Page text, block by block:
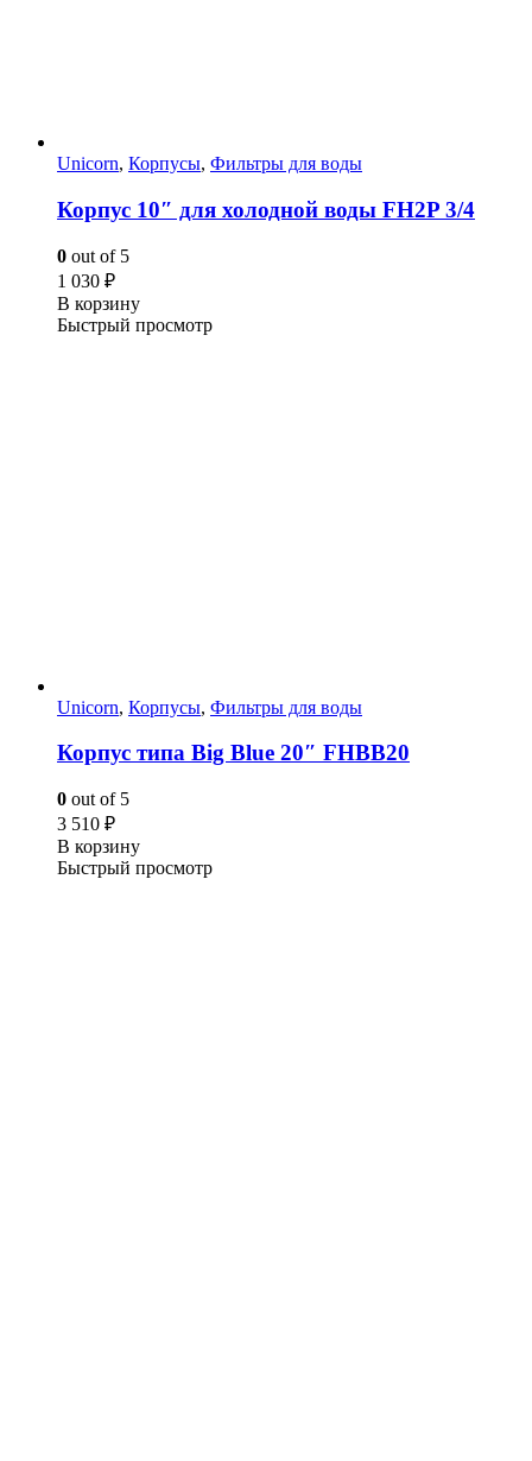
Unicorn, Корпусы, Фильтры для воды
Корпус 10″ для холодной воды FH2P 3/4
0 out of 5
1 030 ₽
В корзину
Быстрый просмотр
Unicorn, Корпусы, Фильтры для воды
Корпус типа Big Blue 20″ FHBB20
0 out of 5
3 510 ₽
В корзину
Быстрый просмотр